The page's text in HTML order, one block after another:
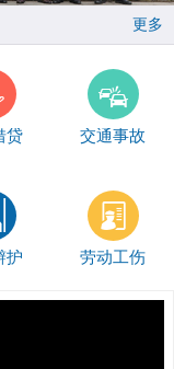
更多
贷 交通事故
护 劳动工伤